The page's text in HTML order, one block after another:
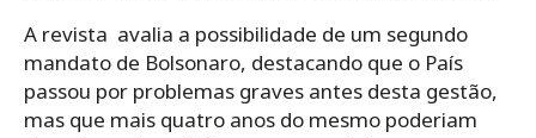
A revista avalia a possibilidade de um segundo
mandato de Bolsonaro, destacando que o País
passou por problemas graves antes desta gestão,
mas que mais quatro anos do mesmo poderiam